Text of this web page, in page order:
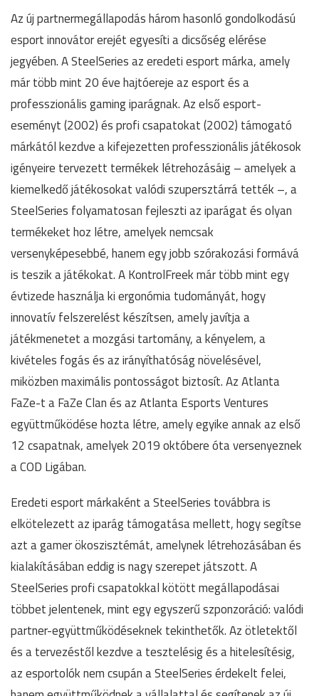
Az új partnermegállapodás három hasonló gondolkodású
esport innovátor erejét egyesíti a dicsőség elérése
jegyében. A SteelSeries az eredeti esport márka, amely
már több mint 20 éve hajtóereje az esport és a
professzionális gaming iparágnak. Az első esport-
eseményt (2002) és profi csapatokat (2002) támogató
márkától kezdve a kifejezetten professzionális játékosok
igényeire tervezett termékek létrehozásáig – amelyek a
kiemelkedő játékosokat valódi szupersztárrá tették –, a
SteelSeries folyamatosan fejleszti az iparágat és olyan
termékeket hoz létre, amelyek nemcsak
versenyképesebbé, hanem egy jobb szórakozási formává
is teszik a játékokat. A KontrolFreek már több mint egy
évtizede használja ki ergonómia tudományát, hogy
innovatív felszerelést készítsen, amely javítja a
játékmenetet a mozgási tartomány, a kényelem, a
kivételes fogás és az irányíthatóság növelésével,
miközben maximális pontosságot biztosít. Az Atlanta
FaZe-t a FaZe Clan és az Atlanta Esports Ventures
együttműködése hozta létre, amely egyike annak az első
12 csapatnak, amelyek 2019 októbere óta versenyeznek
a COD Ligában.
Eredeti esport márkaként a SteelSeries továbbra is
elkötelezett az iparág támogatása mellett, hogy segítse
azt a gamer ökoszisztémát, amelynek létrehozásában és
kialakításában eddig is nagy szerepet játszott. A
SteelSeries profi csapatokkal kötött megállapodásai
többet jelentenek, mint egy egyszerű szponzoráció: valódi
partner-együttműködéseknek tekinthetők. Az ötletektől
és a tervezéstől kezdve a tesztelésig és a hitelesítésig,
az esportolók nem csupán a SteelSeries érdekelt felei,